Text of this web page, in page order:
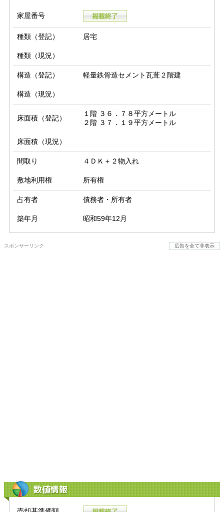
家屋番号
種類（登記） 居宅
種類（現況）
構造（登記） 軽量鉄骨造セメント瓦葺２階建
構造（現況）
床面積（登記）
１階 ３６．７８平方メートル
２階 ３７．１９平方メートル
床面積（現況）
間取り ４ＤＫ＋２物入れ
敷地利用権 所有権
占有者 債務者・所有者
築年月 昭和59年12月
スポンサーリンク 広告を全て非表示
数値情報